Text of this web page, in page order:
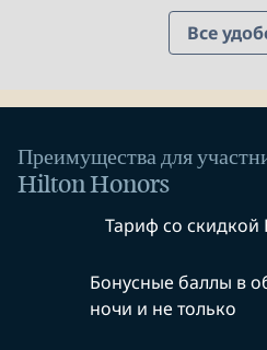
Все
Преимущества для
Hilton Honors
Тариф со
Бонусные баллы в
ночи и не только